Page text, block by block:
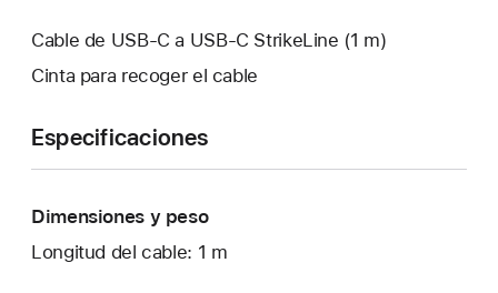
Cable de USB-C a USB-C StrikeLine (1 m)
Cinta para recoger el cable
Especificaciones
Dimensiones y peso
Longitud del cable: 1 m